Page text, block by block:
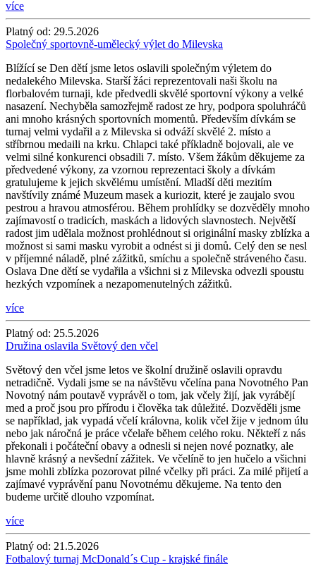
více
Platný od: 29.5.2026
Společný sportovně-umělecký výlet do Milevska
Blížící se Den dětí jsme letos oslavili společným výletem do
nedalekého Milevska. Starší žáci reprezentovali naši školu na
florbalovém turnaji, kde předvedli skvělé sportovní výkony a velké
nasazení. Nechyběla samozřejmě radost ze hry, podpora spoluhráčů
ani mnoho krásných sportovních momentů. Především dívkám se
turnaj velmi vydařil a z Milevska si odváží skvělé 2. místo a
stříbrnou medaili na krku. Chlapci také příkladně bojovali, ale ve
velmi silné konkurenci obsadili 7. místo. Všem žákům děkujeme za
předvedené výkony, za vzornou reprezentaci školy a dívkám
gratulujeme k jejich skvělému umístění. Mladší děti mezitím
navštívily známé Muzeum masek a kuriozit, které je zaujalo svou
pestrou a hravou atmosférou. Během prohlídky se dozvěděly mnoho
zajímavostí o tradicích, maskách a lidových slavnostech. Největší
radost jim udělala možnost prohlédnout si originální masky zblízka a
možnost si sami masku vyrobit a odnést si ji domů. Celý den se nesl
v příjemné náladě, plné zážitků, smíchu a společně stráveného času.
Oslava Dne dětí se vydařila a všichni si z Milevska odvezli spoustu
hezkých vzpomínek a nezapomenutelných zážitků.
více
Platný od: 25.5.2026
Družina oslavila Světový den včel
Světový den včel jsme letos ve školní družině oslavili opravdu
netradičně. Vydali jsme se na návštěvu včelína pana Novotného Pan
Novotný nám poutavě vyprávěl o tom, jak včely žijí, jak vyrábějí
med a proč jsou pro přírodu i člověka tak důležité. Dozvěděli jsme
se například, jak vypadá včelí královna, kolik včel žije v jednom úlu
nebo jak náročná je práce včelaře během celého roku. Někteří z nás
překonali i počáteční obavy a odnesli si nejen nové poznatky, ale
hlavně krásný a nevšední zážitek. Ve včelíně to jen hučelo a všichni
jsme mohli zblízka pozorovat pilné včelky při práci. Za milé přijetí a
zajímavé vyprávění panu Novotnému děkujeme. Na tento den
budeme určitě dlouho vzpomínat.
více
Platný od: 21.5.2026
Fotbalový turnaj McDonald´s Cup - krajské finále